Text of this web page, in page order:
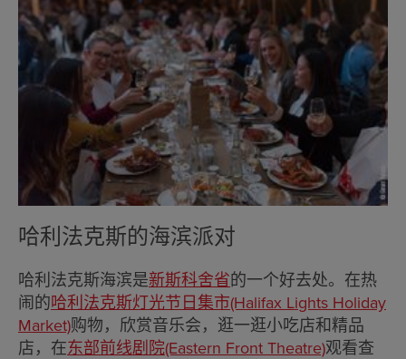
哈利法克斯的海滨派对
哈利法克斯海滨是新斯科舍省的一个好去处。在热
闹的哈利法克斯灯光节日集市(Halifax Lights Holiday
Market)购物，欣赏音乐会，逛一逛小吃店和精品
店，在东部前线剧院(Eastern Front Theatre)观看查